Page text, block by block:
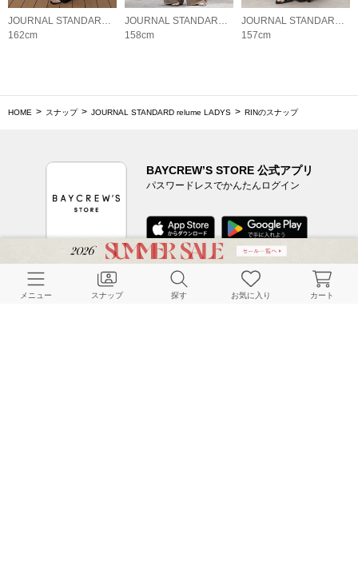
162cm
158cm
157cm
HOME スナップ JOURNAL STANDARD relume LADYS RINのスナップ
BAYCREW’S STORE 公式アプリ
パスワードレスでかんたんログイン
CUSTOMER SERVICE
メニュー スナップ 探す お気に入り カート